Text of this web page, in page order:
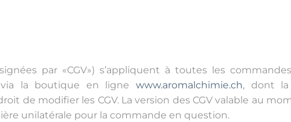
par «CGV») s’appliquent à toutes les
via la boutique en ligne www.aromalchimie.ch, dont la
de modifier les CGV. La version des CGV valable au
unilatérale pour la commande en question.